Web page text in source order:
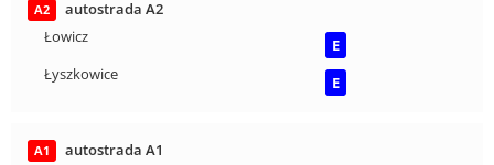
A2
autostrada A2
Łowicz
E
Łyszkowice
E
A1
autostrada A1